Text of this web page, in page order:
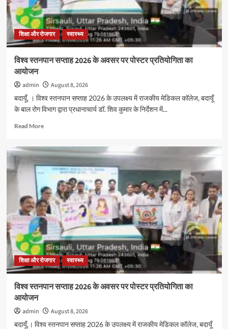
छात्राओं
ने
दिखाई
प्रतिभा
शिक्षा और रोजगार स्वास्थ्य
विश्व स्तनपान सप्ताह 2026 के अवसर पर पोस्टर प्रतियोगिता का
आयोजन
admin
August 8, 2026
बदायूँ, । विश्व स्तनपान सप्ताह 2026 के उपलक्ष्य में राजकीय मेडिकल कॉलेज, बदायूँ
के बाल रोग विभाग द्वारा प्रधानाचार्य डॉ. शिव कुमार के निर्देशन में...
Read MoreRead
विश्व
स्तनपान
सप्ताह
2026
के
अवसर
पर
पोस्टर
प्रतियोगिता
का
आयोजन
शिक्षा और रोजगार स्वास्थ्य
विश्व स्तनपान सप्ताह 2026 के अवसर पर पोस्टर प्रतियोगिता का
आयोजन
admin
August 8, 2026
बदायूँ,। विश्व स्तनपान सप्ताह 2026 के उपलक्ष्य में राजकीय मेडिकल कॉलेज, बदायूँ